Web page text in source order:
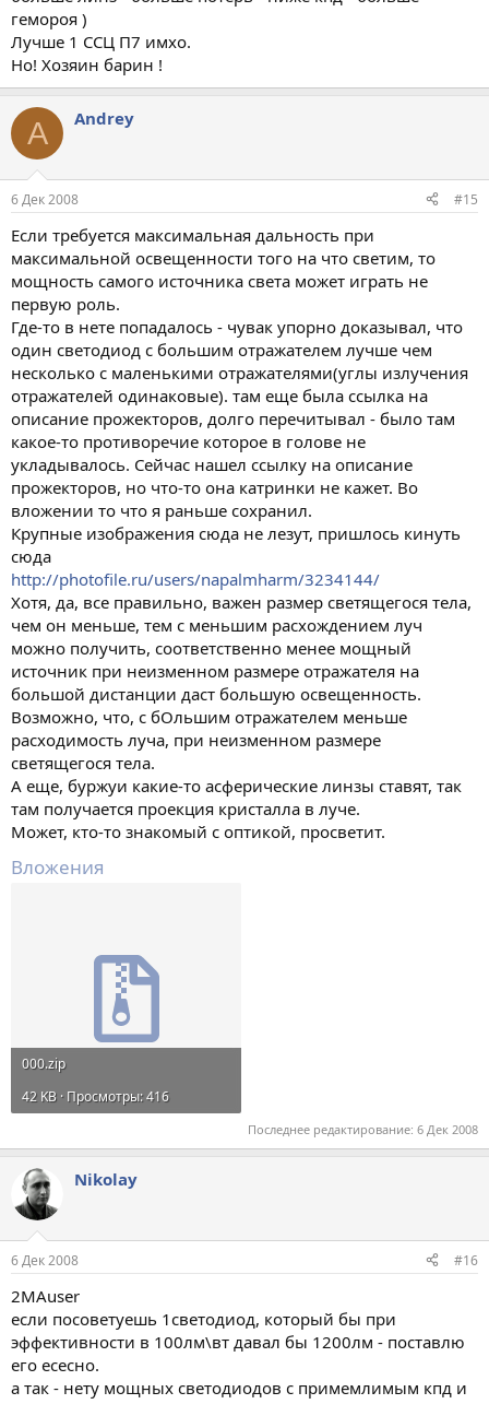
гемороя )
Лучше 1 ССЦ П7 имхо.
Но! Хозяин барин !
A Andrey
6 Дек 2008 #15
Если требуется максимальная дальность при
максимальной освещенности того на что светим, то
мощность самого источника света может играть не
первую роль.
Где-то в нете попадалось - чувак упорно доказывал, что
один светодиод с большим отражателем лучше чем
несколько с маленькими отражателями(углы излучения
отражателей одинаковые). там еще была ссылка на
описание прожекторов, долго перечитывал - было там
какое-то противоречие которое в голове не
укладывалось. Сейчас нашел ссылку на описание
прожекторов, но что-то она катринки не кажет. Во
вложении то что я раньше сохранил.
Крупные изображения сюда не лезут, пришлось кинуть
сюда
http://photofile.ru/users/napalmharm/3234144/
Хотя, да, все правильно, важен размер светящегося тела,
чем он меньше, тем с меньшим расхождением луч
можно получить, соответственно менее мощный
источник при неизменном размере отражателя на
большой дистанции даст большую освещенность.
Возможно, что, с бОльшим отражателем меньше
расходимость луча, при неизменном размере
светящегося тела.
А еще, буржуи какие-то асферические линзы ставят, так
там получается проекция кристалла в луче.
Может, кто-то знакомый с оптикой, просветит.
Вложения
000.zip
42 KB · Просмотры: 416
Последнее редактирование: 6 Дек 2008
Nikolay
6 Дек 2008 #16
2MAuser
если посоветуешь 1светодиод, который бы при
эффективности в 100лм\вт давал бы 1200лм - поставлю
его есесно.
а так - нету мощных светодиодов с примемлимым кпд и